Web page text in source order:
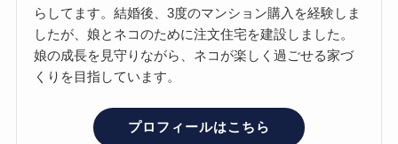
らしてます。結婚後、3度のマンション購入を経験しま
したが、娘とネコのために注文住宅を建設しました。
娘の成長を見守りながら、ネコが楽しく過ごせる家づ
くりを目指しています。
プロフィールはこちら